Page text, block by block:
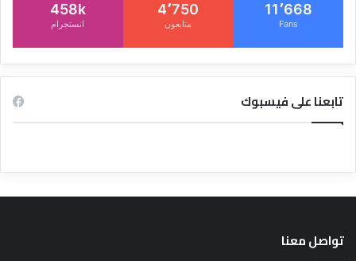
11٬668
Fans
4٬750
متابعون
458k
انستجرام
تابعنا على فيسبوك
تواصل معنا